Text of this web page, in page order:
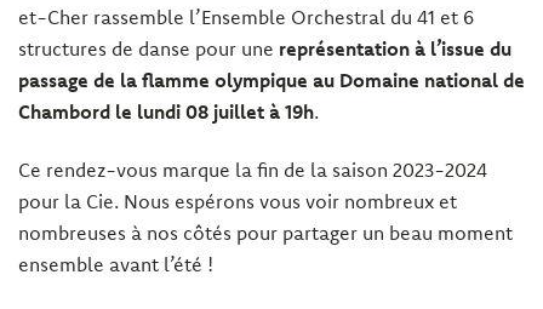
et-Cher rassemble l’Ensemble Orchestral du 41 et 6
structures de danse pour une représentation à l’issue du
passage de la flamme olympique au Domaine national de
Chambord le lundi 08 juillet à 19h.
Ce rendez-vous marque la fin de la saison 2023-2024
pour la Cie. Nous espérons vous voir nombreux et
nombreuses à nos côtés pour partager un beau moment
ensemble avant l’été !